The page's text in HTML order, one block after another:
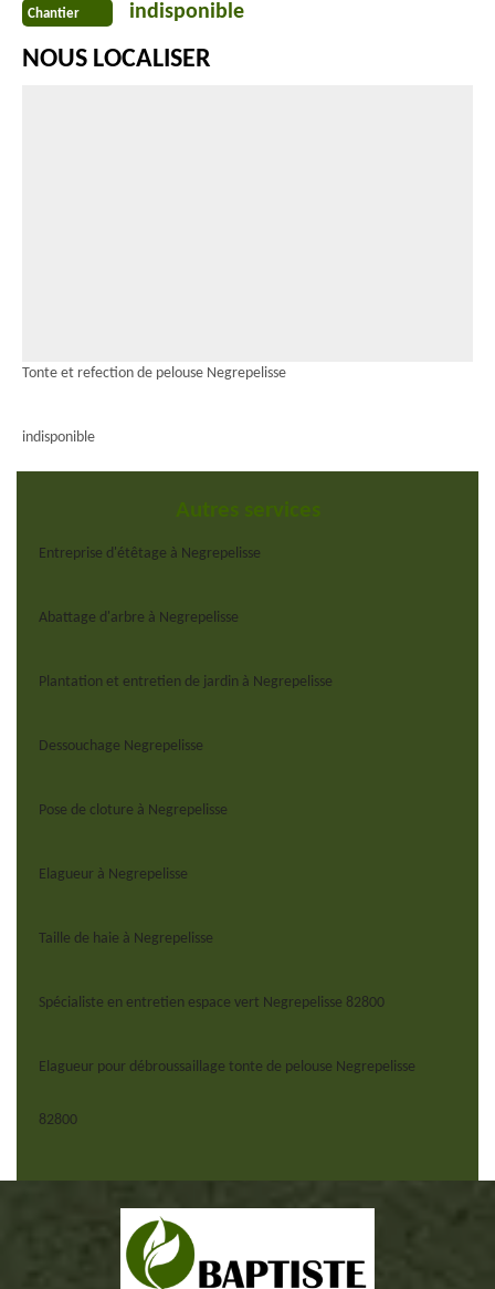
Chantier indisponible
NOUS LOCALISER
Tonte et refection de pelouse Negrepelisse
indisponible
Autres services
Entreprise d'étêtage à Negrepelisse
Abattage d'arbre à Negrepelisse
Plantation et entretien de jardin à Negrepelisse
Dessouchage Negrepelisse
Pose de cloture à Negrepelisse
Elagueur à Negrepelisse
Taille de haie à Negrepelisse
Spécialiste en entretien espace vert Negrepelisse 82800
Elagueur pour débroussaillage tonte de pelouse Negrepelisse
82800